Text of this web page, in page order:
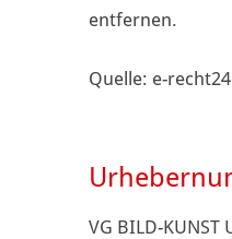
entfernen.
Quelle: e-
VG BILD-